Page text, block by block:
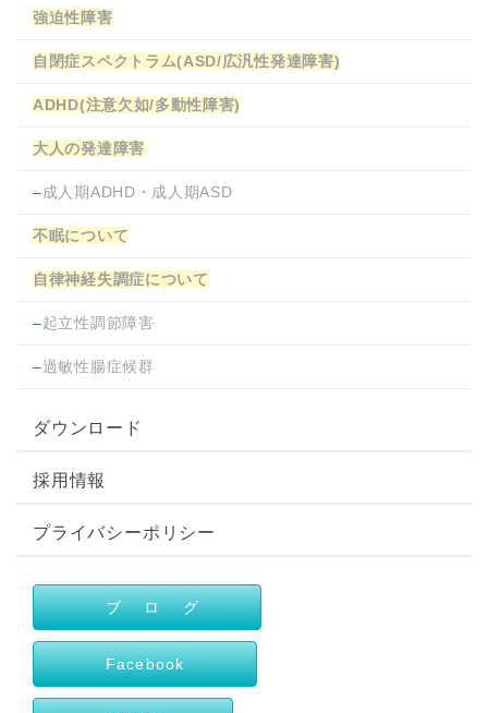
強迫性障害
自閉症スペクトラム(ASD/広汎性発達障害)
ADHD(注意欠如/多動性障害)
大人の発達障害
–成人期ADHD・成人期ASD
不眠について
自律神経失調症について
–起立性調節障害
–過敏性腸症候群
ダウンロード
採用情報
プライバシーポリシー
ブ ロ グ
Facebook